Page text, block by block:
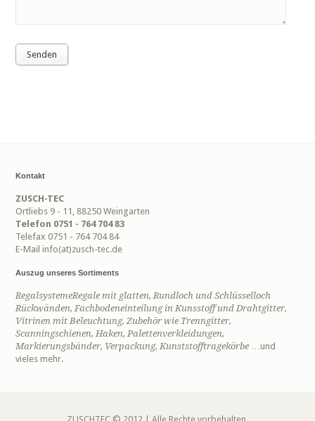
Kontakt
ZUSCH-TEC
Ortliebs 9 - 11, 88250 Weingarten
Telefon 0751 - 764 704 83
Telefax 0751 - 764 704 84
E-Mail info(at)zusch-tec.de
Auszug unseres Sortiments
RegalsystemeRegale mit glatten, Rundloch und Schlüsselloch
Rückwänden,Fachbodeneinteilung in Kunsstoff und Drahtgitter,
Vitrinen mit Beleuchtung,Zubehörwie Trenngitter,
Scanningschienen,Haken,Palettenverkleidungen,
Markierungsbänder, Verpackung,Kunststofftragekörbe …und
vieles mehr.